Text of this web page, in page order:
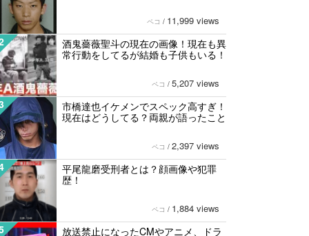
ペコ / 11,999 views
酒鬼薔薇聖斗の現在の画像！現在も異
常行動をしてるが結婚も子供もいる！
ペコ / 5,207 views
市橋達也イケメンでスペック高すぎ！
現在はどうしてる？両親が語ったこと
ペコ / 2,397 views
平尾龍磨受刑者とは？顔画像や犯罪
歴！
ペコ / 1,884 views
放送禁止になったCMやアニメ、ドラ